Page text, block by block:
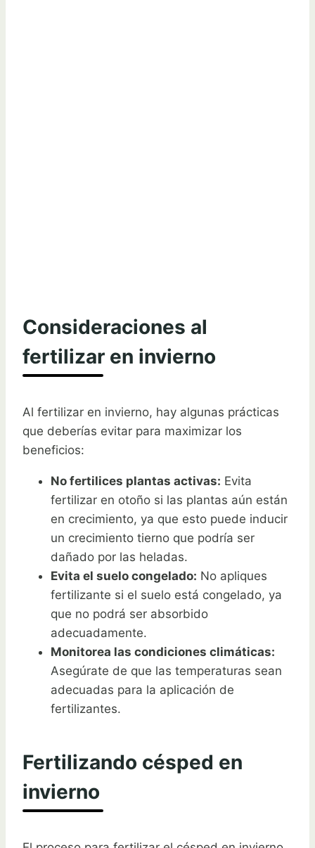
Consideraciones al
fertilizar en invierno
Al fertilizar en invierno, hay algunas prácticas
que deberías evitar para maximizar los
beneficios:
No fertilices plantas activas: Evita
fertilizar en otoño si las plantas aún están
en crecimiento, ya que esto puede inducir
un crecimiento tierno que podría ser
dañado por las heladas.
Evita el suelo congelado: No apliques
fertilizante si el suelo está congelado, ya
que no podrá ser absorbido
adecuadamente.
Monitorea las condiciones climáticas:
Asegúrate de que las temperaturas sean
adecuadas para la aplicación de
fertilizantes.
Fertilizando césped en
invierno